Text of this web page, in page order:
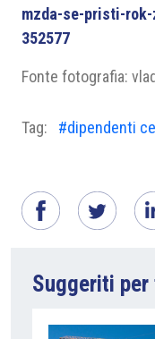
mzda-se-pristi-
352577
Fonte fotografia:
Tag: #dipendenti
Suggeriti per